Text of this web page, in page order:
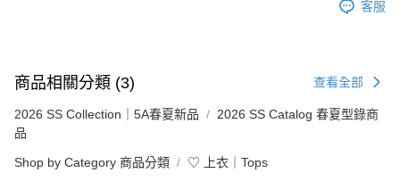
客服
商品相關分類 (3) 查看全部
2026 SS Collection｜5A春夏新品
2026 SS Catalog 春夏型錄商
品
Shop by Category 商品分類 ♡ 上衣｜Tops